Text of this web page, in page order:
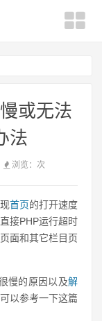
或无法
法
浏览： 次
首页的打开速度
接PHP运行超时
面和其它栏目页
慢的原因以及解
以参考一下这篇